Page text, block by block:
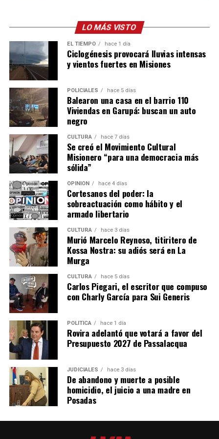
los topes a nivel municipal o departamental, habilitando
la concentración de la propiedad de la tierra en manos
extranjeras en distritos rurales clave, y remueve la
restricción que impedía que un mismo titular extranjero
posea más de 1.000 hectáreas en la zona núcleo
agrícola.
Asimismo, ponía fin a los cupos por nacionalidad, que
estipulaba que particulares o capitales de un mismo país
no podían superar el 30% del total de las tierras
permitidas para extranjeros.
Fuego
El resto del paquete de Sturzenegger modifica el Código
Procesal Civil y Comercial, habilitando los “desalojos
exprés” de propiedades ocupadas mediante procesos
judiciales sumarísimos que no necesitan de sentencia
firme.
Además, complejiza la expropiación estatal de
propiedades privadas, encareciendo la estatización con
obligaciones como el “lucro cesante” y la actualización
de las indemnizaciones por inflación más y una tasa de
interés comercial activa.
El paquete del gobierno también reforma la
Manejo del Fuego 26.815, sancionada a fines de 2012 y
modificada en 2020, que establece los “presupuestos
mínimos de protección ambiental” destinados a
prevenir y combatir los incendios forestales y rurales en
el país.
En concreto, el proyecto elimina la normativa
modificación del uso de tierras que hayan sufrido
LO MÁS VISTO
EL TIEMPO hace 1 día
Ciclogénesis provocará lluvias intensas
y vientos fuertes en Misiones
POLICIALES hace 5 días
Balearon una casa en el barrio 110
Viviendas en Garupá: buscan un auto
negro
CULTURA hace 7 días
Se creó el Movimiento Cultural
Misionero “para una democracia más
sólida”
OPINIÓN hace 4 días
Cortesanos del poder: la
sobreactuación como hábito y el
armado libertario
CULTURA hace 3 días
Murió Marcelo Reynoso, titiritero de
Kossa Nostra: su adiós será en La
Murga
CULTURA hace 5 días
Carlos Piegari, el escritor que compuso
con Charly García para Sui Generis
POLÍTICA hace 1 día
Rovira adelantó que votará a favor del
Presupuesto 2027 de Passalacqua
JUDICIALES hace 3 días
De abandono y muerte a posible
homicidio, el juicio a una madre en
Posadas